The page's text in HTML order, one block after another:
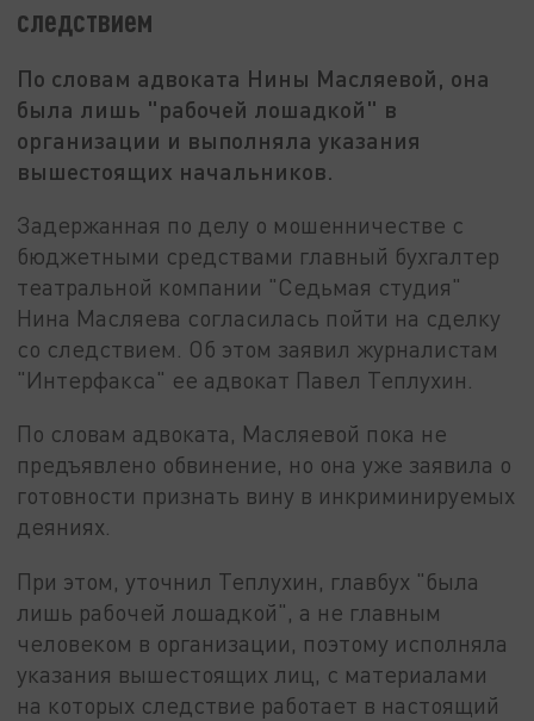
следствием
По словам адвоката Нины Масляевой, она
была лишь "рабочей лошадкой" в
организации и выполняла указания
вышестоящих начальников.
Задержанная по делу о мошенничестве с
бюджетными средствами главный бухгалтер
театральной компании "Седьмая студия"
Нина Масляева согласилась пойти на сделку
со следствием. Об этом заявил журналистам
"Интерфакса" ее адвокат Павел Теплухин.
По словам адвоката, Масляевой пока не
предъявлено обвинение, но она уже заявила о
готовности признать вину в инкриминируемых
деяниях.
При этом, уточнил Теплухин, главбух "была
лишь рабочей лошадкой", а не главным
человеком в организации, поэтому исполняла
указания вышестоящих лиц, с материалами
на которых следствие работает в настоящий